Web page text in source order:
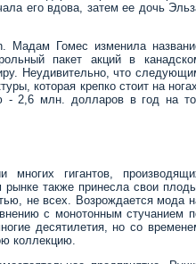
его вдова, затем ее дочь
Мадам Гомес изменила
пакет акций в
Неудивительно, что
которая крепко стоит на ногах,
- 2,6 млн. долларов в год на
многих гигантов,
также принесла свои
не всех. Возрождается мода
с монотонным стучанием
десятилетия, но со
коллекцию.